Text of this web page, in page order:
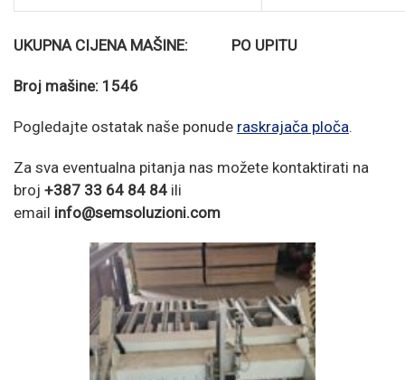
UKUPNA CIJENA MAŠINE: PO UPITU
Broj mašine: 1546
Pogledajte ostatak naše ponude raskrajača ploča.
Za sva eventualna pitanja nas možete kontaktirati na
broj +387 33 64 84 84 ili
email info@semsoluzioni.com